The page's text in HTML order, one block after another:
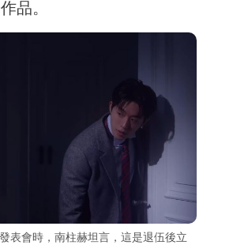
品。
表會時，南柱赫坦言，這是退伍後立